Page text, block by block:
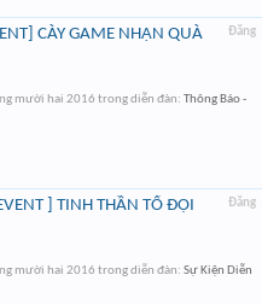
Đăng
CÀY GAME NHẬN QUÀ
mười hai 2016 trong diễn đàn: Thông Báo -
Đăng
] TINH THẦN TỔ ĐỘI
mười hai 2016 trong diễn đàn: Sự Kiện Diễn